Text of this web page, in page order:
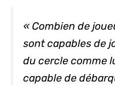
« Combien de
sont capables de
du cercle comme
capable de